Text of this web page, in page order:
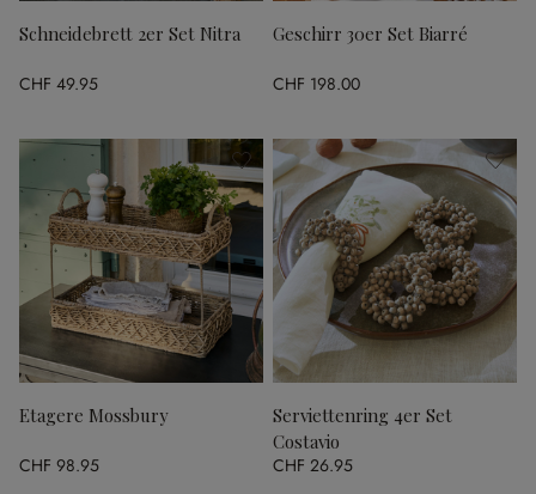
Schneidebrett 2er Set Nitra
CHF 49.95
Geschirr 30er Set Biarré
CHF 198.00
Etagere Mossbury
CHF 98.95
Serviettenring 4er Set
Costavio
CHF 26.95